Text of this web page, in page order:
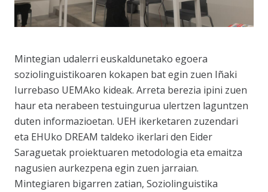
Mintegian udalerri euskaldunetako egoera
soziolinguistikoaren kokapen bat egin zuen Iñaki
Iurrebaso UEMAko kideak. Arreta berezia ipini zuen
haur eta nerabeen testuingurua ulertzen laguntzen
duten informazioetan. UEH ikerketaren zuzendari
eta EHUko DREAM taldeko ikerlari den Eider
Saraguetak proiektuaren metodologia eta emaitza
nagusien aurkezpena egin zuen jarraian.
Mintegiaren bigarren zatian, Soziolinguistika